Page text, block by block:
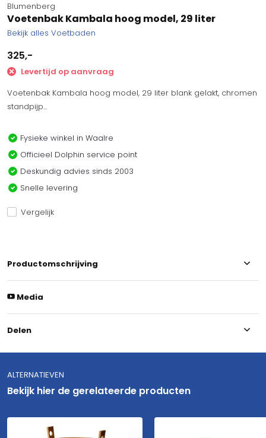
Blumenberg
Voetenbak Kambala hoog model, 29 liter
Bekijk alles Voetbaden
325,-
Levertijd op aanvraag
Voetenbak Kambala hoog model, 29 liter blank gelakt, chromen
standpijp...
Fysieke winkel in Waalre
Officieel Dolphin service point
Deskundig advies sinds 2003
Snelle levering
Vergelijk
Productomschrijving
Media
Delen
ALTERNATIEVEN
Bekijk hier de gerelateerde producten